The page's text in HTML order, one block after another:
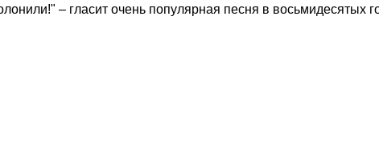
– гласит очень популярная песня в